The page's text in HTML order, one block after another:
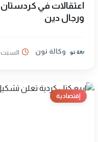
اعتقالات في
ورجال دين
وكالة نون السبت 12 كانون الأول 2020
إقتصادية